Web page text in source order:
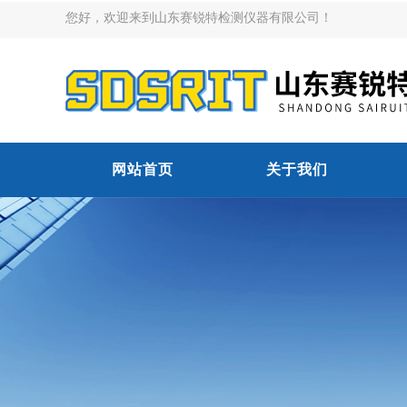
您好，欢迎来到山东赛锐特检测仪器有限公司！
网站首页 关于我们